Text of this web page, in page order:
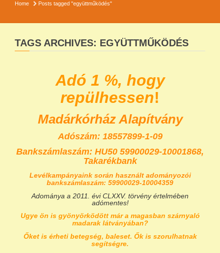
Home Posts tagged "együttműködés"
TAGS ARCHIVES: EGYÜTTMŰKÖDÉS
Adó 1 %, hogy
repülhessen!
Madárkórház Alapítvány
Adószám: 18557899-1-09
Bankszámlaszám: HU50 59900029-10001868,
Takarékbank
Levélkampányaink során használt adományozói
bankszámlaszám: 59900029-10004359
Adománya a 2011. évi CLXXV. törvény értelmében
adómentes!
Ugye ön is gyönyörködött már a magasban szárnyaló
madarak látványában?
Őket is érheti betegség, baleset. Ők is szorulhatnak
segítségre.